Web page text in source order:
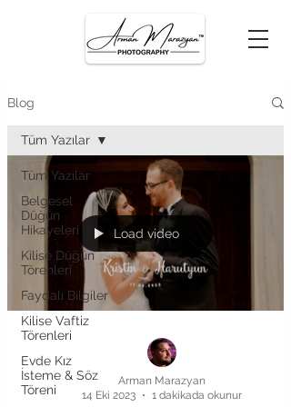
Blog
Tüm Yazılar
Belgesel
Düğün
Hikayeleri
Kilise Düğün
Törenleri
Faydalı Bilgiler
Kilise Vaftiz
Törenleri
Evde Kız
İsteme & Söz
Töreni
Tüm Yazılar
Load video
Arman Marazyan
14 Eki 2023
1 dakikada okunur